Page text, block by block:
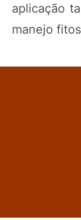
aplicação
manejo